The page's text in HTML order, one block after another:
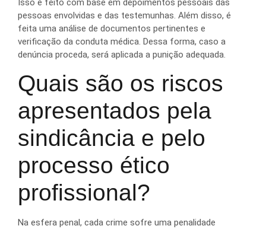
Isso é feito com base em depoimentos pessoais das
pessoas envolvidas e das testemunhas. Além disso, é
feita uma análise de documentos pertinentes e
verificação da conduta médica. Dessa forma, caso a
denúncia proceda, será aplicada a punição adequada.
Quais são os riscos
apresentados pela
sindicância e pelo
processo ético
profissional?
Na esfera penal, cada crime sofre uma penalidade